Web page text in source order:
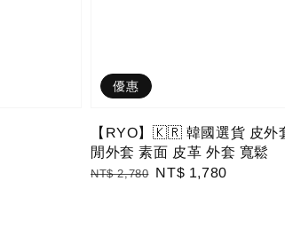
優惠
【RYO】🇰🇷 韓國選貨 皮外
閒外套 素面 皮革 外套 寬鬆
Regular
NT$ 2,780 Sale
NT$ 1,780